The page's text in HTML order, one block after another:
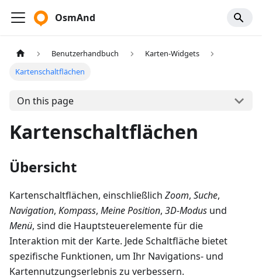
OsmAnd
Benutzerhandbuch
Karten-Widgets
Kartenschaltflächen
On this page
Kartenschaltflächen
Übersicht
Kartenschaltflächen, einschließlich Zoom, Suche,
Navigation, Kompass, Meine Position, 3D-Modus und
Menü, sind die Hauptsteuerelemente für die
Interaktion mit der Karte. Jede Schaltfläche bietet
spezifische Funktionen, um Ihr Navigations- und
Kartennutzungserlebnis zu verbessern.